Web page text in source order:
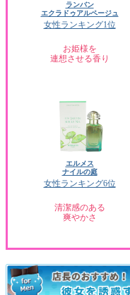
ランバン
エクラドゥアルページュ
女性ランキング1位
お姫様を
連想させる香り
エルメス
ナイルの庭
女性ランキング6位
清潔感のある
爽やかさ